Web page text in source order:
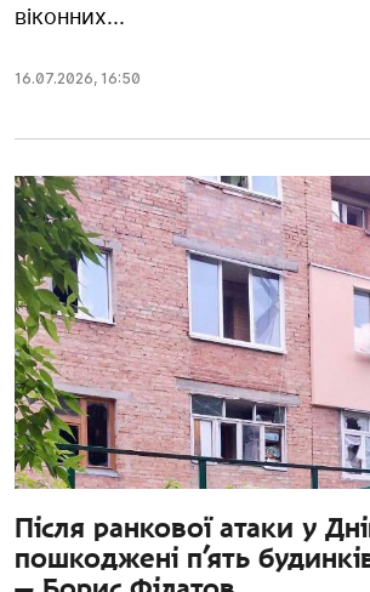
віконних...
16.07.2026, 16:50
Після ранкової атаки у
пошкоджені п’ять